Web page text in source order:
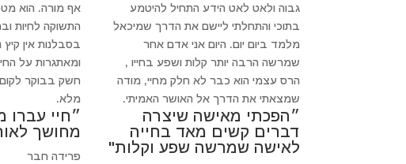
אף מורה. הוא
התשוקה לחיות
בסבלנות אין קיץ
ומאתגרות על
חשק בבוקר לקום
מלא.
״חיי עברו
מחושך
פרידה חבר
גבוה ולאט לאט הידע התחיל להיטמע
בתוכי והתחלתי ליישם את הדרך שמיכאל
מלמד ביום יום. היום אני אדם אחר
שמרשה הרבה יותר קלות ושפע בחייו ,
הרס עצמי הוא כבר לא חלק מחיי, מודה
שמצאתי את הדרך אל האושר האמיתי.
״הפכתי מאישה שיצרה
דברים קשים מאד בחייה
לאישה שמרשה שפע וקלות"